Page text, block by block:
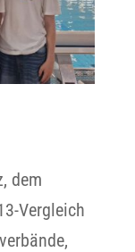
dem
Vergleich